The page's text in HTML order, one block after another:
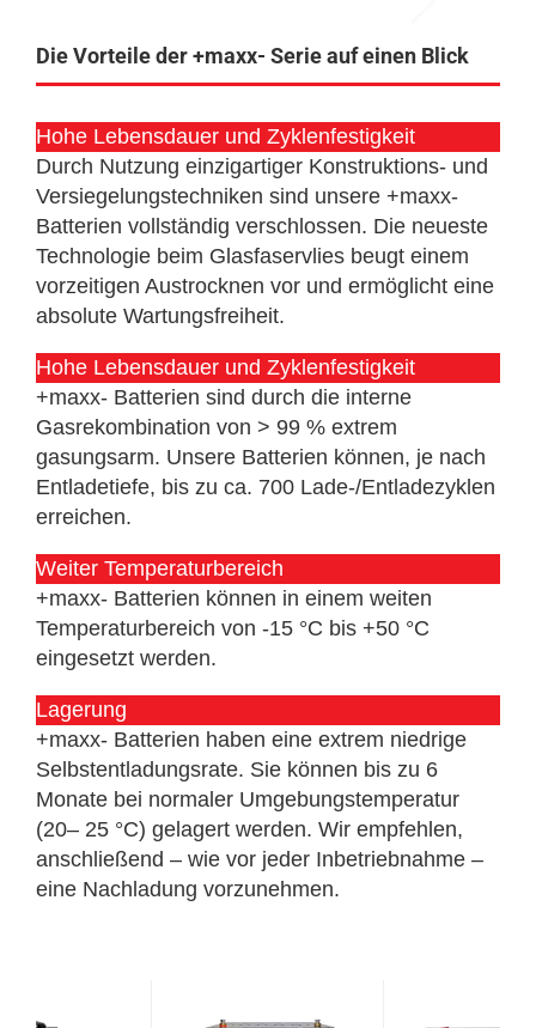
Die Vorteile der +maxx- Serie auf einen Blick
Hohe Lebensdauer und Zyklenfestigkeit
Durch Nutzung einzigartiger Konstruktions- und
Versiegelungstechniken sind unsere +maxx-
Batterien vollständig verschlossen. Die neueste
Technologie beim Glasfaservlies beugt einem
vorzeitigen Austrocknen vor und ermöglicht eine
absolute Wartungsfreiheit.
Hohe Lebensdauer und Zyklenfestigkeit
+maxx- Batterien sind durch die interne
Gasrekombination von > 99 % extrem
gasungsarm. Unsere Batterien können, je nach
Entladetiefe, bis zu ca. 700 Lade-/Entladezyklen
erreichen.
Weiter Temperaturbereich
+maxx- Batterien können in einem weiten
Temperaturbereich von -15 °C bis +50 °C
eingesetzt werden.
Lagerung
+maxx- Batterien haben eine extrem niedrige
Selbstentladungsrate. Sie können bis zu 6
Monate bei normaler Umgebungstemperatur
(20– 25 °C) gelagert werden. Wir empfehlen,
anschließend – wie vor jeder Inbetriebnahme –
eine Nachladung vorzunehmen.